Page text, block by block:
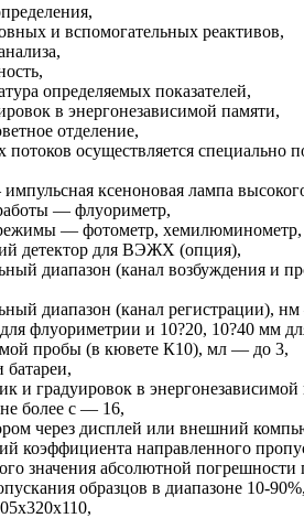
и вспомогательных реактивов,
определяемых показателей,
в энергонезависимой памяти,
отделение,
потоков осуществляется специально
ксеноновая лампа
— флуориметр,
— фотометр, хемилюминометр,
детектор для ВЭЖХ (опция),
диапазон (канал возбуждения и
диапазон (канал регистрации),
флуориметрии и 10?20, 10?40 мм
пробы (в кювете К10), мл — до 3,
батареи,
и градуировок в энергонезависимой
более с — 16,
через дисплей или внешний
коэффициента направленного
значения абсолютной
образцов в диапазоне 10-